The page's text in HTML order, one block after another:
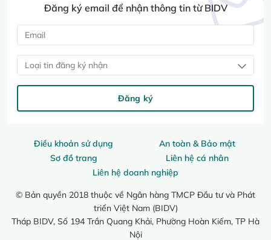
Điều khoản sử dụng
An toàn & Bảo mật
Sơ đồ trang
Liên hệ cá nhân
Liên hệ doanh nghiệp
© Bản quyền 2018 thuộc về Ngân hàng TMCP Đầu tư và Phát
triển Việt Nam (BIDV)
Tháp BIDV, Số 194 Trần Quang Khải, Phường Hoàn Kiếm, TP Hà
Nội
Đăng ký email để nhận thông tin từ BIDV
Loại tin đăng ký nhận
Đăng ký